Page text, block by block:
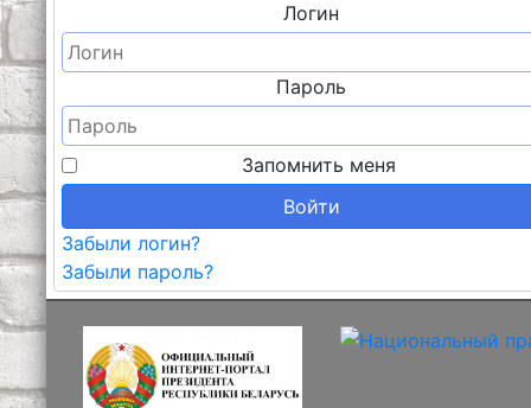
Логин
Пароль
Запомнить меня
Войти
Забыли логин?
Забыли пароль?